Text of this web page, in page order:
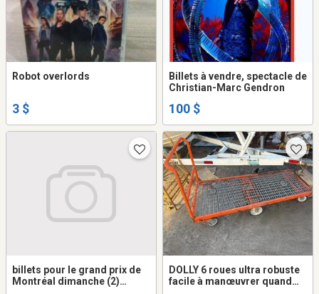
Robot overlords
3 $
Billets à vendre, spectacle de
Christian-Marc Gendron
100 $
billets pour le grand prix de
Montréal dimanche (2)
DOLLY 6 roues ultra robuste
facile à manœuvrer quand